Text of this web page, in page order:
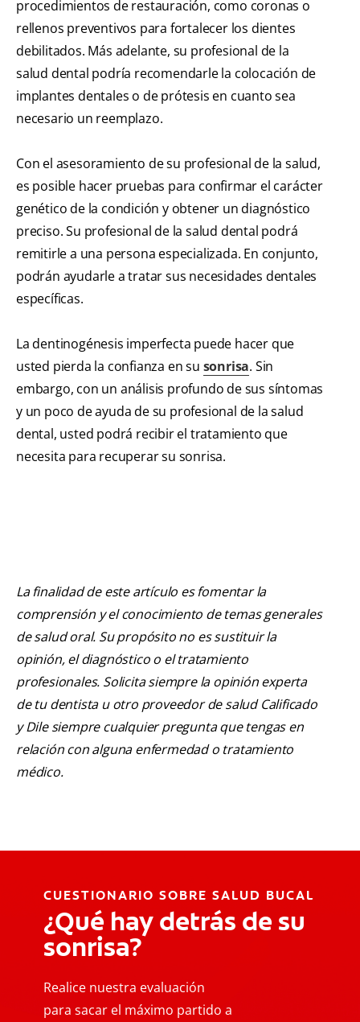
procedimientos de restauración, como coronas o
rellenos preventivos para fortalecer los dientes
debilitados. Más adelante, su profesional de la
salud dental podría recomendarle la colocación de
implantes dentales o de prótesis en cuanto sea
necesario un reemplazo.
Con el asesoramiento de su profesional de la salud,
es posible hacer pruebas para confirmar el carácter
genético de la condición y obtener un diagnóstico
preciso. Su profesional de la salud dental podrá
remitirle a una persona especializada. En conjunto,
podrán ayudarle a tratar sus necesidades dentales
específicas.
La dentinogénesis imperfecta puede hacer que
usted pierda la confianza en su sonrisa. Sin
embargo, con un análisis profundo de sus síntomas
y un poco de ayuda de su profesional de la salud
dental, usted podrá recibir el tratamiento que
necesita para recuperar su sonrisa.
La finalidad de este artículo es fomentar la
comprensión y el conocimiento de temas generales
de salud oral. Su propósito no es sustituir la
opinión, el diagnóstico o el tratamiento
profesionales. Solicita siempre la opinión experta
de tu dentista u otro proveedor de salud Calificado
y Dile siempre cualquier pregunta que tengas en
relación con alguna enfermedad o tratamiento
médico.
CUESTIONARIO SOBRE SALUD BUCAL
¿Qué hay detrás de su
sonrisa?
Realice nuestra evaluación
para sacar el máximo partido a